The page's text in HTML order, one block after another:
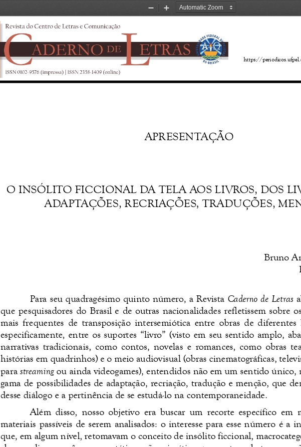
Zoom
Zoom
https://
APRESENTAÇÃO
O INSÓLITO FICCIONAL DA TELA AOS LIVROS, DOS
ADAPTAÇÕES, RECRIAÇÕES, TRADUÇÕES,
Bruno
Para seu quadragésimo quinto número, a Revista Caderno de Letras
que  pesquisadores  do  Brasil e  de  outras nacionalidades  refletissem  sobre  os
mais  frequentes  de  transposição  intersemiótica  entre  obras  de  diferentes
especificamente, entre os suportes “livro” (visto em seu sentido amplo,
narrativas  tradicionais,  como  contos,  novelas  e  romances,  como  obras
histórias em quadrinhos) e o meio audiovisual (obras cinematográficas,
para streaming ou ainda videogames), entendidos não em um sentido único,
gama de possibilidades de adaptação, recriação, tradução e menção, que
desse diálogo e a pertinência de se estudá-lo na contemporaneidade.
Além  disso,  nosso  objetivo  era  buscar  um  recorte  específico  em
materiais  passíveis  de  serem  analisados:  o  interesse  para  esse  número  é  a
que, em algum nível, retomavam o conceito de insólito ficcional,